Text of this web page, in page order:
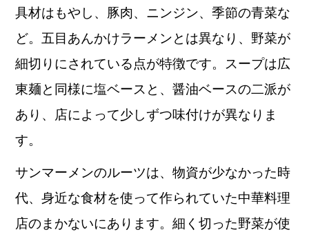
具材はもやし、豚肉、ニンジン、季節の青菜な
ど。五目あんかけラーメンとは異なり、野菜が
細切りにされている点が特徴です。スープは広
東麺と同様に塩ベースと、醤油ベースの二派が
あり、店によって少しずつ味付けが異なりま
す。
サンマーメンのルーツは、物資が少なかった時
代、身近な食材を使って作られていた中華料理
店のまかないにあります。細く切った野菜が使